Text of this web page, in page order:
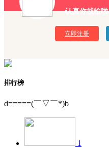
认真你就输
立即注册
排行榜
d=====(￣▽￣*)b
1